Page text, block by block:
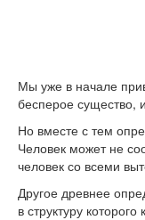
Мы уже в начале
бесперое существо,
Но вместе с тем
Человек может не
человек со всеми
Другое древнее
в структуру